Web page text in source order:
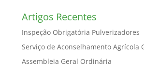
Artigos Recentes
Inspeção Obrigatória Pulverizadores
Serviço de Aconselhamento Agrícola
Assembleia Geral Ordinária